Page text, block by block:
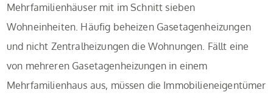
Mehrfamilienhäuser mit im Schnitt sieben
Wohneinheiten. Häufig beheizen Gasetagenheizungen
und nicht Zentralheizungen die Wohnungen. Fällt eine
von mehreren Gasetagenheizungen in einem
Mehrfamilienhaus aus, müssen die Immobilieneigentümer